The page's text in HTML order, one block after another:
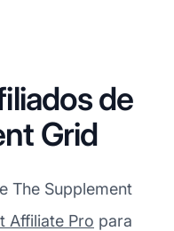
de
Grid
The Supplement
Affiliate Pro para